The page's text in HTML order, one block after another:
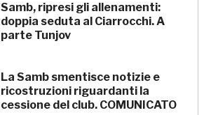
Samb, ripresi gli allenamenti:
doppia seduta al Ciarrocchi. A
parte Tunjov
La Samb smentisce notizie e
ricostruzioni riguardanti la
cessione del club. COMUNICATO